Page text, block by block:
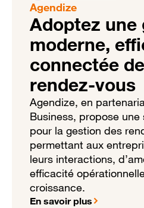
Agendize
Adoptez une
moderne,
connectée
rendez-vous
Agendize, en
Business, propose
pour la gestion des
permettant aux
leurs interactions,
efficacité
croissance.
En savoir plus